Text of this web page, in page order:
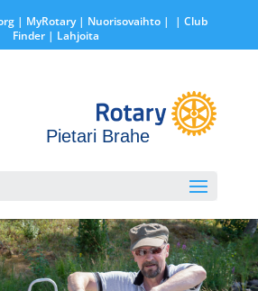
| MyRotary | Nuorisovaihto|
| Club
Finder| Lahjoita
Pietari Brahe